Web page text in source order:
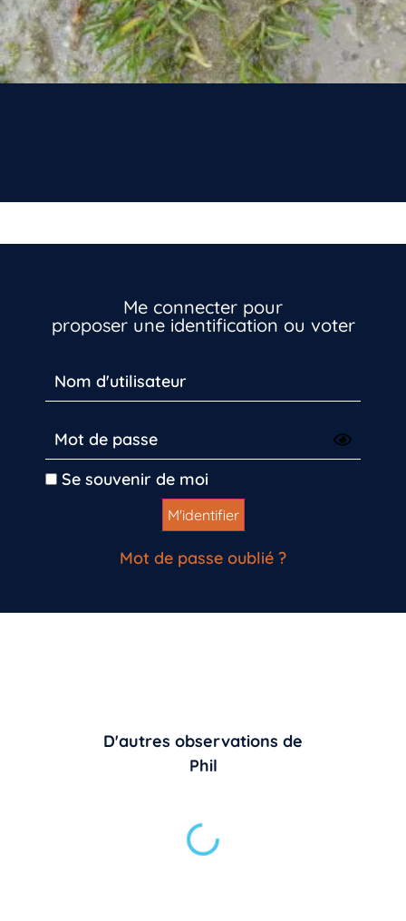
Me connecter pour
proposer une identification ou voter
Se souvenir de moi
Mot de passe oublié ?
D'autres observations de
Phil
Vous n’êtes pas encore inscrit à Biolit ?
Inscrivez-vous dès maintenant